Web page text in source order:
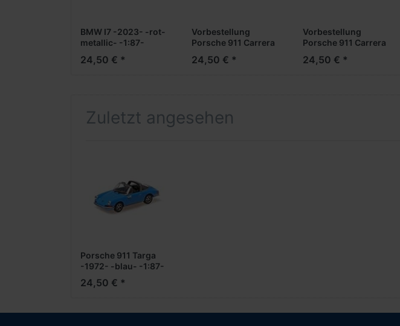
BMW I7 -2023- -rot-
metallic- -1:87-
24,50 € *
Vorbestellung
Porsche 911 Carrera
schwarz- -1:87-
24,50 € *
Vorbestellung
Porsche 911 Carrera
***Messe Neuheit
24,50 € *
Zuletzt angesehen
Porsche 911 Targa
-1972- -blau- -1:87-
24,50 € *